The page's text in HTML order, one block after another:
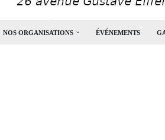
NOS ORGANISATIONS ÉVÉNEMENTS